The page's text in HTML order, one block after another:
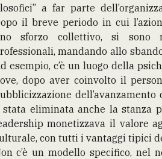
a far parte
il breve periodo in cui
sforzo collettivo, si sono
mandando allo
esempio, c’è un luogo della
dopo aver coinvolto il
dell’avanzamento
stata eliminata anche la stanza
monetizzava il valore
con tutti i vantaggi tipici
c’è un modello specifico, nel